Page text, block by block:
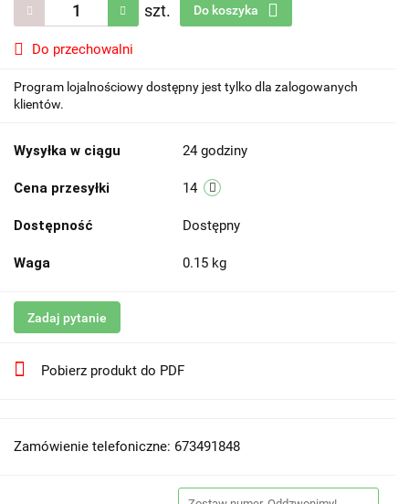
szt. Do koszyka
Do przechowalni
Program lojalnościowy dostępny jest tylko dla zalogowanych
klientów.
Wysyłka w ciągu 24 godziny
Cena przesyłki 14
Dostępność Dostępny
Waga 0.15 kg
Zadaj pytanie
Pobierz produkt do PDF
Zamówienie telefoniczne: 673491848